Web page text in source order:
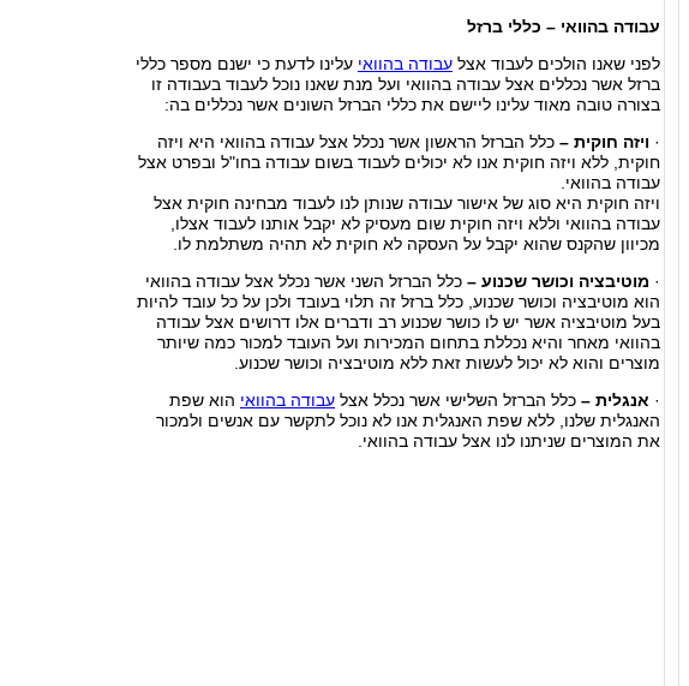
עבודה בהוואי – כללי ברזל
לפני שאנו הולכים לעבוד אצל עבודה בהוואי עלינו לדעת כי ישנם מספר כללי
ברזל אשר נכללים אצל עבודה בהוואי ועל מנת שאנו נוכל לעבוד בעבודה זו
בצורה טובה מאוד עלינו ליישם את כללי הברזל השונים אשר נכללים בה:
· ויזה חוקית – כלל הברזל הראשון אשר נכלל אצל עבודה בהוואי היא ויזה
חוקית, ללא ויזה חוקית אנו לא יכולים לעבוד בשום עבודה בחו"ל ובפרט אצל
עבודה בהוואי.
ויזה חוקית היא סוג של אישור עבודה שנותן לנו לעבוד מבחינה חוקית אצל
עבודה בהוואי וללא ויזה חוקית שום מעסיק לא יקבל אותנו לעבוד אצלו,
מכיוון שהקנס שהוא יקבל על העסקה לא חוקית לא תהיה משתלמת לו.
· מוטיבציה וכושר שכנוע – כלל הברזל השני אשר נכלל אצל עבודה בהוואי
הוא מוטיבציה וכושר שכנוע, כלל ברזל זה תלוי בעובד ולכן על כל עובד להיות
בעל מוטיבציה אשר יש לו כושר שכנוע רב ודברים אלו דרושים אצל עבודה
בהוואי מאחר והיא נכללת בתחום המכירות ועל העובד למכור כמה שיותר
מוצרים והוא לא יכול לעשות זאת ללא מוטיבציה וכושר שכנוע.
· אנגלית – כלל הברזל השלישי אשר נכלל אצל עבודה בהוואי הוא שפת
האנגלית שלנו, ללא שפת האנגלית אנו לא נוכל לתקשר עם אנשים ולמכור
את המוצרים שניתנו לנו אצל עבודה בהוואי.